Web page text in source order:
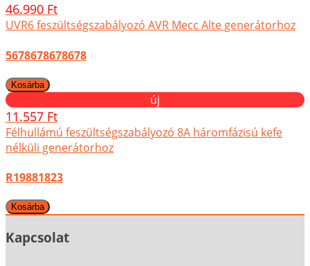
46.990 Ft
UVR6 feszültségszabályozó AVR Mecc Alte generátorhoz
5678678678678
új
11.557 Ft
Félhullámú feszültségszabályozó 8A háromfázisú kefe
nélküli generátorhoz
R19881823
Kapcsolat